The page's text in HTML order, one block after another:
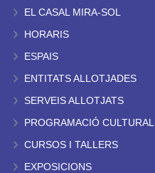
EL CASAL MIRA-SOL
HORARIS
ESPAIS
ENTITATS ALLOTJADES
SERVEIS ALLOTJATS
PROGRAMACIÓ CULTURAL
CURSOS I TALLERS
EXPOSICIONS